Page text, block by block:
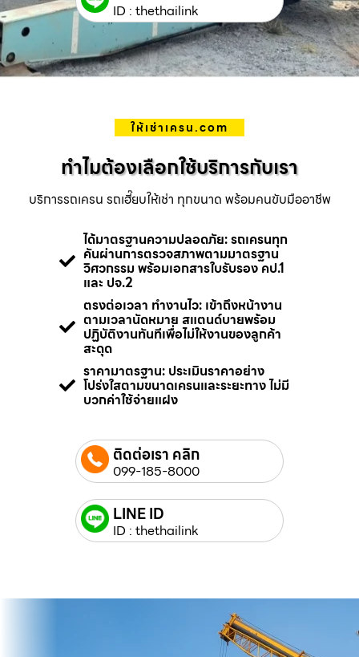
ID : thethailink
ให้เช่าเครน.com
ทำไมต้องเลือกใช้บริการกับเรา
บริการรถเครน รถเฮี๊ยบให้เช่า ทุกขนาด พร้อมคนขับมืออาชีพ
ได้มาตรฐานความปลอดภัย: รถเครนทุก
คันผ่านการตรวจสภาพตามมาตรฐาน
วิศวกรรม พร้อมเอกสารใบรับรอง คป.1
และ ปจ.2
ตรงต่อเวลา ทำงานไว: เข้าถึงหน้างาน
ตามเวลานัดหมาย สแตนด์บายพร้อม
ปฏิบัติงานทันทีเพื่อไม่ให้งานของลูกค้า
สะดุด
ราคามาตรฐาน: ประเมินราคาอย่าง
โปร่งใสตามขนาดเครนและระยะทาง ไม่มี
บวกค่าใช้จ่ายแฝง
ติดต่อเรา คลิก
099-185-8000
LINE ID
ID : thethailink